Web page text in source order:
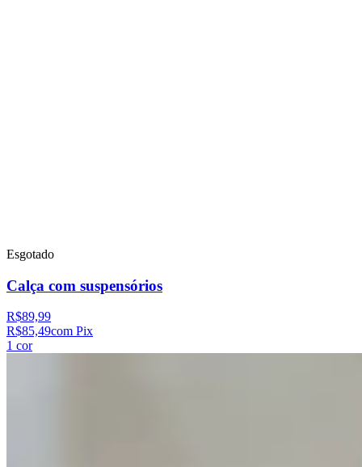
Esgotado
Calça com suspensórios
R$89,99
R$85,49com Pix
1 cor